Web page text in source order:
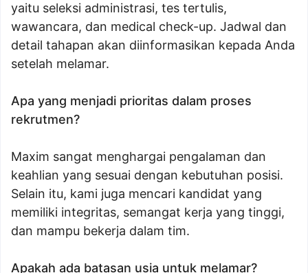
yaitu seleksi administrasi, tes tertulis,
wawancara, dan medical check-up. Jadwal dan
detail tahapan akan diinformasikan kepada Anda
setelah melamar.
Apa yang menjadi prioritas dalam proses
rekrutmen?
Maxim sangat menghargai pengalaman dan
keahlian yang sesuai dengan kebutuhan posisi.
Selain itu, kami juga mencari kandidat yang
memiliki integritas, semangat kerja yang tinggi,
dan mampu bekerja dalam tim.
Apakah ada batasan usia untuk melamar?